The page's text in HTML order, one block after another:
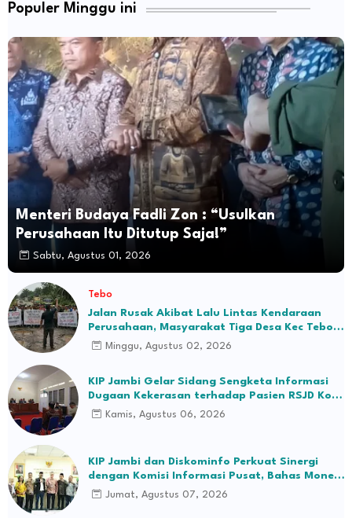
Populer Minggu ini
Menteri Budaya Fadli Zon : “Usulkan
Perusahaan Itu Ditutup Saja!”
Sabtu, Agustus 01, 2026
Tebo
Jalan Rusak Akibat Lalu Lintas Kendaraan
Perusahaan, Masyarakat Tiga Desa Kec Tebo
Ilir Bakal Blokade Jalan
Minggu, Agustus 02, 2026
KIP Jambi Gelar Sidang Sengketa Informasi
Dugaan Kekerasan terhadap Pasien RSJD Kol.
H.M.Syukur Jambi
Kamis, Agustus 06, 2026
KIP Jambi dan Diskominfo Perkuat Sinergi
dengan Komisi Informasi Pusat, Bahas Monev
hingga Seleksi Komisioner
Jumat, Agustus 07, 2026